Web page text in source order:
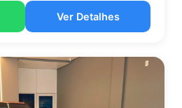
Ver Detalhes